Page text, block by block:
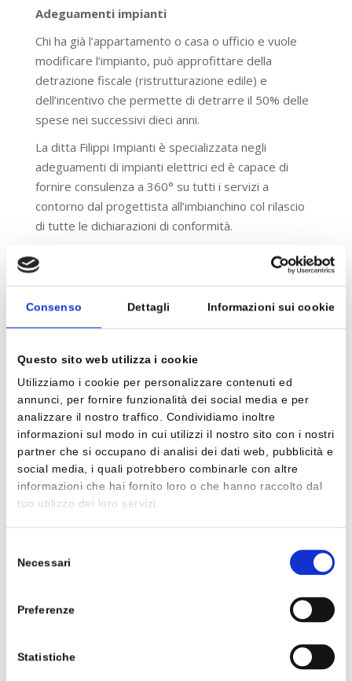
Consenso Dettagli Informazioni sui cookie
Questo sito web utilizza i cookie
Utilizziamo i cookie per personalizzare contenuti ed
annunci, per fornire funzionalità dei social media e per
analizzare il nostro traffico. Condividiamo inoltre
informazioni sul modo in cui utilizzi il nostro sito con i nostri
partner che si occupano di analisi dei dati web, pubblicità e
social media, i quali potrebbero combinarle con altre
informazioni che hai fornito loro o che hanno raccolto dal
tuo utilizzo dei loro servizi.
delNecessari
Preferenze
Statistiche
Adeguamenti impianti
Chi ha già l’appartamento o casa o ufficio e vuole
modificare l’impianto, può approfittare della
detrazione fiscale (ristrutturazione edile) e
dell’incentivo che permette di detrarre il 50% delle
spese nei successivi dieci anni.
La ditta Filippi Impianti è specializzata negli
adeguamenti di impianti elettrici ed è capace di
fornire consulenza a 360° su tutti i servizi a
contorno dal progettista all’imbianchino col rilascio
di tutte le dichiarazioni di conformità.
Marchi